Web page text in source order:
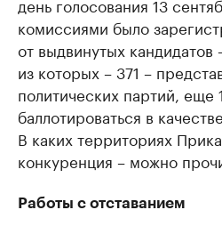
комиссиями было
от выдвинутых
из которых – 371 –
политических партий, еще
баллотироваться в
В каких территориях
конкуренция – можно
Работы с отставанием